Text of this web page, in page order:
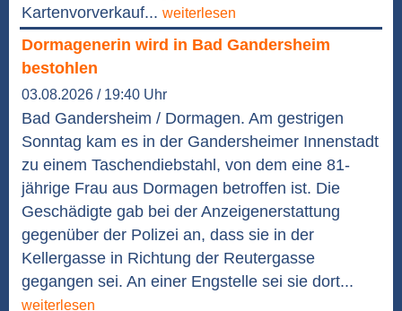
Kartenvorverkauf... weiterlesen
Dormagenerin wird in Bad Gandersheim
bestohlen
03.08.2026 / 19:40 Uhr
Bad Gandersheim / Dormagen. Am gestrigen
Sonntag kam es in der Gandersheimer Innenstadt
zu einem Taschendiebstahl, von dem eine 81-
jährige Frau aus Dormagen betroffen ist. Die
Geschädigte gab bei der Anzeigenerstattung
gegenüber der Polizei an, dass sie in der
Kellergasse in Richtung der Reutergasse
gegangen sei. An einer Engstelle sei sie dort...
weiterlesen